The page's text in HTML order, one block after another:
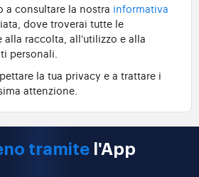
consultare la nostra informativa
dove troverai tutte le
raccolta, all'utilizzo e alla
personali.
la tua privacy e a trattare i
attenzione.
tramite l'App